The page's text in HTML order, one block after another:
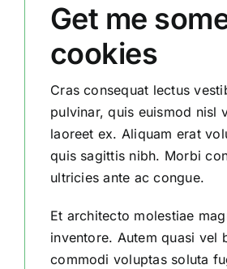
Get me
cookies
Cras consequat lectus
pulvinar, quis euismod nisl
laoreet ex. Aliquam erat
quis sagittis nibh. Morbi
ultricies ante ac congue.
Et architecto molestiae
inventore. Autem quasi vel
commodi voluptas soluta